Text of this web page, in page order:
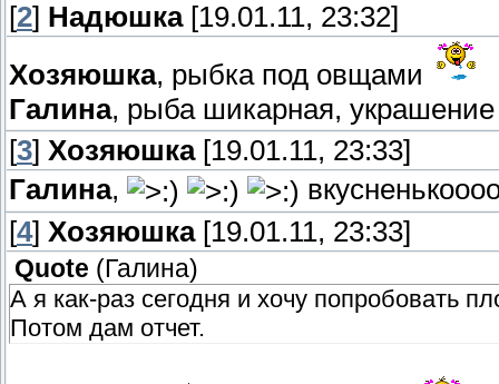
[2] Надюшка[19.01.11, 23:32]
Хозяюшка, рыбка под овщами
Галина, рыба шикарная,
[3] Хозяюшка[19.01.11, 23:33]
Галина,
[4] Хозяюшка[19.01.11, 23:33]
Quote ( Галина)
А я как-раз сегодня и хочу попробовать
Потом дам отчет.